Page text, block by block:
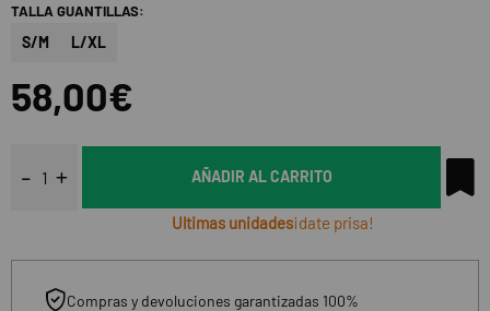
TALLA GUANTILLAS:
S/M L/XL
58,00€
AÑADIR AL CARRITO
Ultimas unidades¡date prisa!
Compras y devoluciones garantizadas 100%